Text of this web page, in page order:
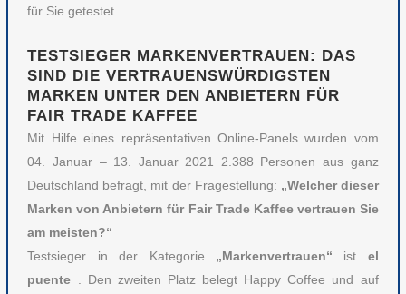
für Sie getestet.
TESTSIEGER MARKENVERTRAUEN: DAS
SIND DIE VERTRAUENSWÜRDIGSTEN
MARKEN UNTER DEN ANBIETERN FÜR
FAIR TRADE KAFFEE
Mit Hilfe eines repräsentativen Online-Panels wurden vom
04. Januar – 13. Januar 2021 2.388 Personen aus ganz
Deutschland befragt, mit der Fragestellung: „Welcher dieser
Marken von Anbietern für Fair Trade Kaffee vertrauen Sie
am meisten?“
Testsieger in der Kategorie „Markenvertrauen“ ist el
puente
. Den zweiten Platz belegt Happy Coffee und auf